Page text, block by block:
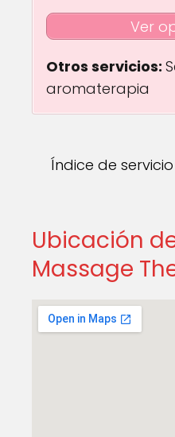
Ver
Otros servicios:
aromaterapia
Índice de servicio
Ubicación
Massage